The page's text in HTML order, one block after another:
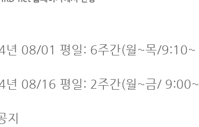
년 08/01 평일: 6주간(월~목/9:10~
년 08/16 평일: 2주간(월~금/ 9:00~
지